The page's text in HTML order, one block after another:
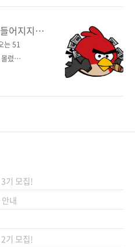
Guide
..
8이
터치
고,
이나
한국
어지지
는 51
렸다
디자
앱스
성공
야기
는 저
TV를
지 모
기 모집!
내
기 모집!